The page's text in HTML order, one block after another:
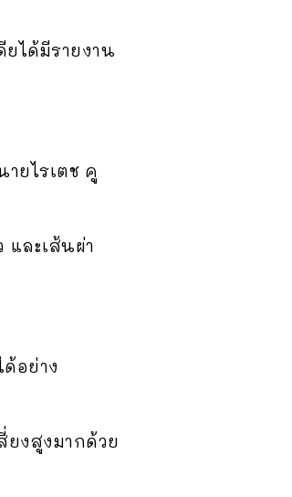
ได้มีรายงาน
ยไรเตช คู
และเส้นผ่า
อย่าง
ยงสูงมากด้วย